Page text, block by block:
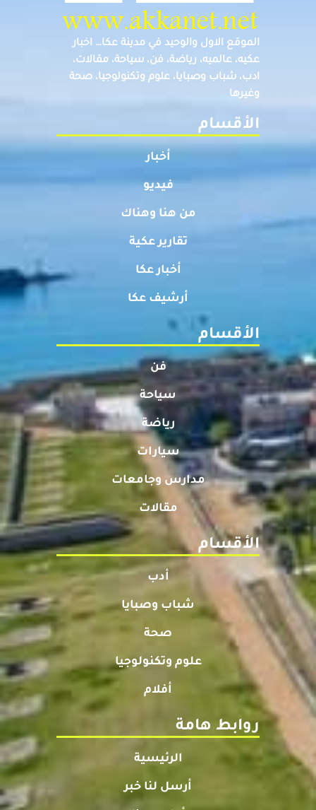
الموقع الاول والوحيد في مدينة عكا… اخبار
عكيه، عالميه، رياضة، فن، سياحة، مقالات،
ادب، شباب وصبايا، علوم وتكنولوجيا، صحة
وغيرها
الأقسام
أخبار
فيديو
من هنا وهناك
تقارير عكية
أخبار عكا
أرشيف عكا
الأقسام
فن
سياحة
رياضة
سيارات
مدارس وجامعات
مقالات
الأقسام
أدب
شباب وصبايا
صحة
علوم وتكنولوجيا
أفلام
روابط هامة
الرئيسية
أرسل لنا خبر